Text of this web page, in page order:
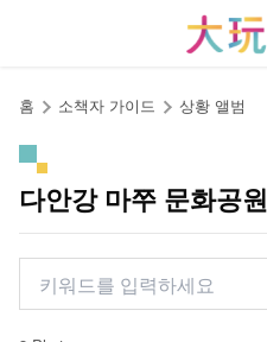
홈 소책자 가이드 상황 앨범
다안강 마쭈 문화공원